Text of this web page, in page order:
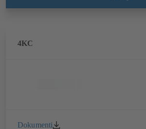
4KC
Dokumenti